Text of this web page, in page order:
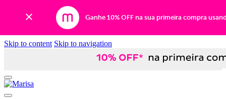
Ganhe 10% OFF na sua primeira compra
Skip to content Skip to navigation